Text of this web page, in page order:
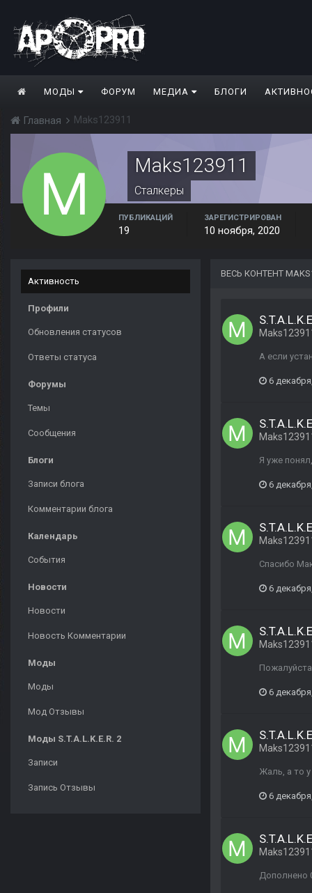
МОДЫ ФОРУМ МЕДИА БЛОГИ
Главная Maks123911
Maks123911
Сталкеры
ПУБЛИКАЦИЙ
19
ЗАРЕГИСТРИРОВАН
10 ноября, 2020
Активность
Профили
Обновления статусов
Ответы статуса
Форумы
Темы
Сообщения
Блоги
Записи блога
Комментарии блога
Календарь
События
Новости
Новости
Новость Комментарии
Моды
Моды
Мод Отзывы
Моды S.T.A.L.K.E.R. 2
Записи
Запись Отзывы
ВЕСЬ КОНТЕНТ
А если
6
Я уже
6
Спасибо
6
6
Жаль, а то у
6
Дополнено